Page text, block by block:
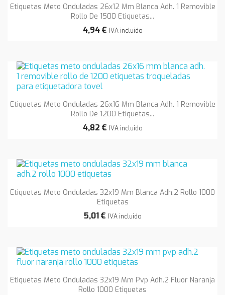
Etiquetas Meto Onduladas 26x12 Mm Blanca Adh. 1 Removible
Rollo De 1500 Etiquetas...
4,94 € IVA incluido
Etiquetas Meto Onduladas 26x16 Mm Blanca Adh. 1 Removible
Rollo De 1200 Etiquetas...
4,82 € IVA incluido
Etiquetas Meto Onduladas 32x19 Mm Blanca Adh.2 Rollo 1000
Etiquetas
5,01 € IVA incluido
Etiquetas Meto Onduladas 32x19 Mm Pvp Adh.2 Fluor Naranja
Rollo 1000 Etiquetas